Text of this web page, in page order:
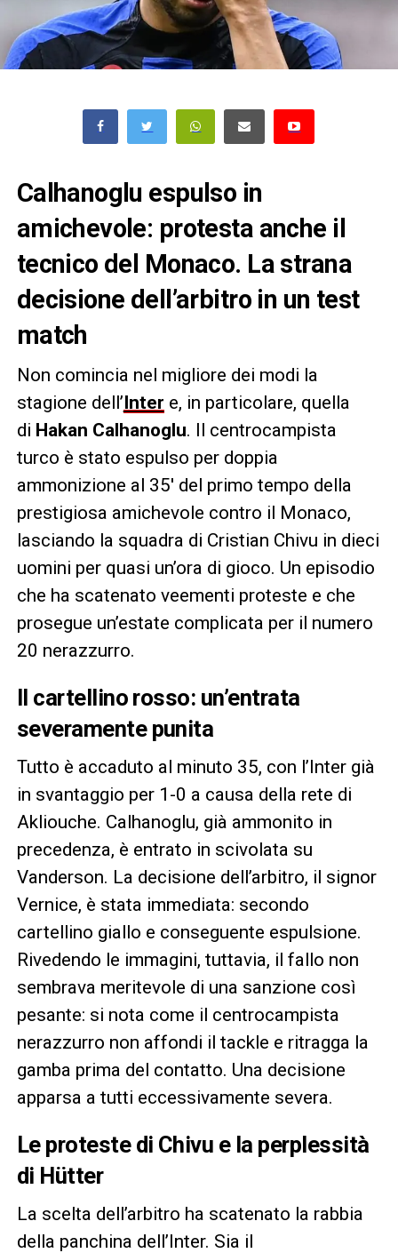
Calhanoglu espulso in
amichevole: protesta anche il
tecnico del Monaco. La strana
decisione dell’arbitro in un test
match
Non comincia nel migliore dei modi la
stagione dell’Inter e, in particolare, quella
di Hakan Calhanoglu. Il centrocampista
turco è stato espulso per doppia
ammonizione al 35′ del primo tempo della
prestigiosa amichevole contro il Monaco,
lasciando la squadra di Cristian Chivu in dieci
uomini per quasi un’ora di gioco. Un episodio
che ha scatenato veementi proteste e che
prosegue un’estate complicata per il numero
20 nerazzurro.
Il cartellino rosso: un’entrata
severamente punita
Tutto è accaduto al minuto 35, con l’Inter già
in svantaggio per 1-0 a causa della rete di
Akliouche. Calhanoglu, già ammonito in
precedenza, è entrato in scivolata su
Vanderson. La decisione dell’arbitro, il signor
Vernice, è stata immediata: secondo
cartellino giallo e conseguente espulsione.
Rivedendo le immagini, tuttavia, il fallo non
sembrava meritevole di una sanzione così
pesante: si nota come il centrocampista
nerazzurro non affondi il tackle e ritragga la
gamba prima del contatto. Una decisione
apparsa a tutti eccessivamente severa.
Le proteste di Chivu e la perplessità
di Hütter
La scelta dell’arbitro ha scatenato la rabbia
della panchina dell’Inter. Sia il